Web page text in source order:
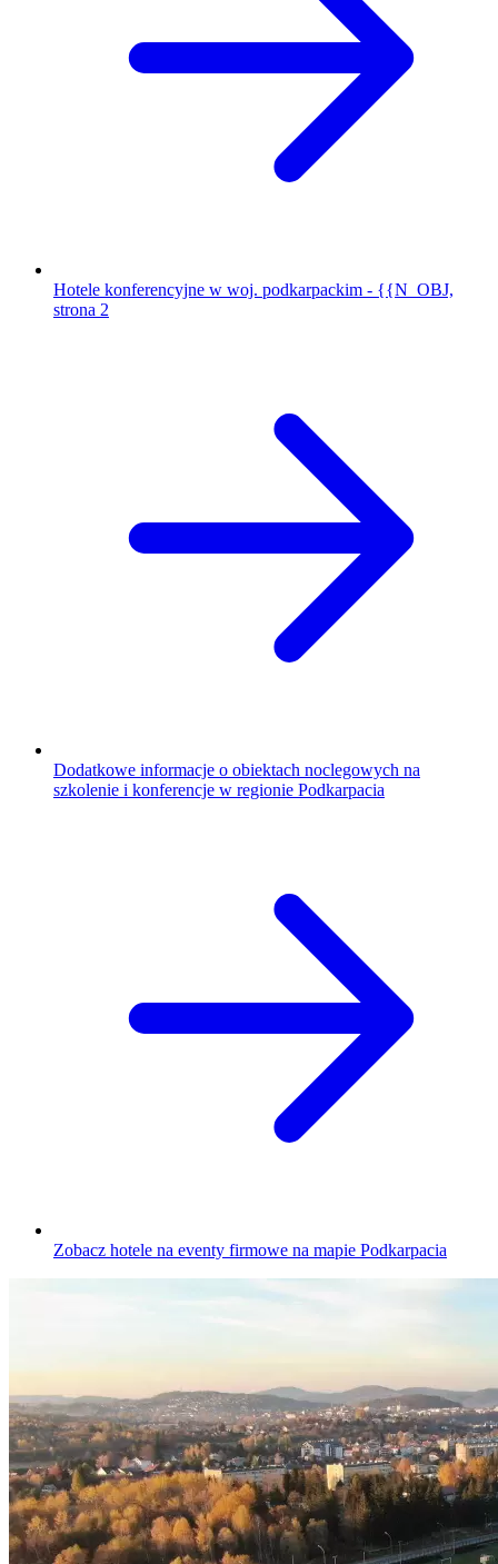
Hotele konferencyjne w woj. podkarpackim - {{N_OBJ,
strona 2
Dodatkowe informacje o obiektach noclegowych na
szkolenie i konferencje w regionie Podkarpacia
Zobacz hotele na eventy firmowe na mapie Podkarpacia